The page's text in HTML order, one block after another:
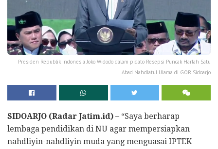
Presiden Republik Indonesia Joko Widodo dalam pidato Resepsi Puncak Harlah Satu
Abad Nahdlatul Ulama di GOR Sidoarjo
SIDOARJO (Radar Jatim.id) – “Saya berharap
lembaga pendidikan di NU agar mempersiapkan
nahdliyin-nahdliyin muda yang menguasai IPTEK